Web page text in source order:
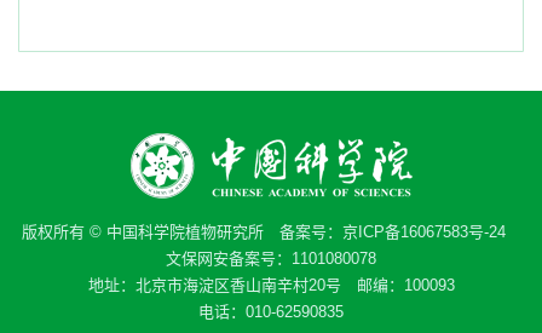
版权所有 © 中国科学院植物研究所 备案号： 京ICP备16067583号-24
文保网安备案号：1101080078
地址：北京市海淀区香山南辛村20号 邮编：100093
电话：010-62590835